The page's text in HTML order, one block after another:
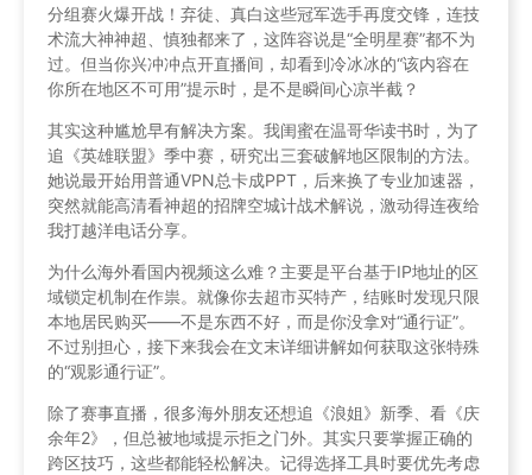
分组赛火爆开战！弃徒、真白这些冠军选手再度交锋，连技
术流大神神超、慎独都来了，这阵容说是“全明星赛”都不为
过。但当你兴冲冲点开直播间，却看到冷冰冰的“该内容在
你所在地区不可用”提示时，是不是瞬间心凉半截？
其实这种尴尬早有解决方案。我闺蜜在温哥华读书时，为了
追《英雄联盟》季中赛，研究出三套破解地区限制的方法。
她说最开始用普通VPN总卡成PPT，后来换了专业加速器，
突然就能高清看神超的招牌空城计战术解说，激动得连夜给
我打越洋电话分享。
为什么海外看国内视频这么难？主要是平台基于IP地址的区
域锁定机制在作祟。就像你去超市买特产，结账时发现只限
本地居民购买——不是东西不好，而是你没拿对“通行证”。
不过别担心，接下来我会在文末详细讲解如何获取这张特殊
的“观影通行证”。
除了赛事直播，很多海外朋友还想追《浪姐》新季、看《庆
余年2》，但总被地域提示拒之门外。其实只要掌握正确的
跨区技巧，这些都能轻松解决。记得选择工具时要优先考虑